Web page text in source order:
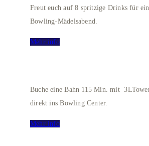
Freut euch auf 8 spritzige Drinks für
Bowling-Mädelsabend.
Mehr info
Buche eine Bahn 115 Min. mit
direkt ins Bowling Center.
Mehr info